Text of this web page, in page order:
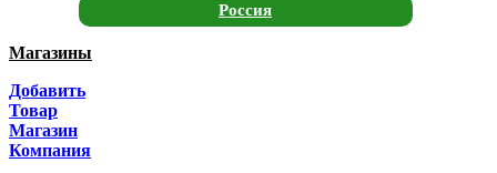
Россия
Магазины
Добавить
Товар
Магазин
Компания